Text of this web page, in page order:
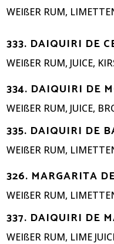
WEIßER RUM,
333. DAIQUIRI DE
WEIßER RUM, JUICE,
334. DAIQUIRI DE
WEIßER RUM, JUICE,
335. DAIQUIRI DE
WEIßER RUM,
326. MARGARITA
WEIßER RUM,
337. DAIQUIRI DE
WEIßER RUM, LIME